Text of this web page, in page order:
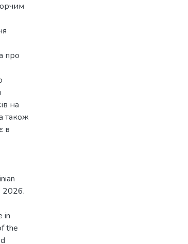
про
на
також
в
2026.
in
the